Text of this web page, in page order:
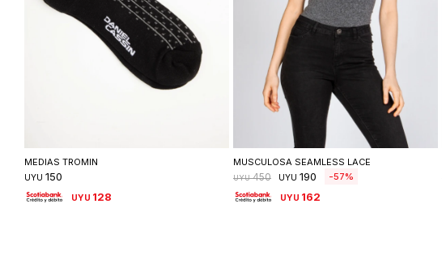
MEDIAS TROMIN
UYU 150
UYU 128
Seleccionar talle
MUSCULOSA SEAMLESS LACE
UYU 450 UYU 190 57
UYU 162